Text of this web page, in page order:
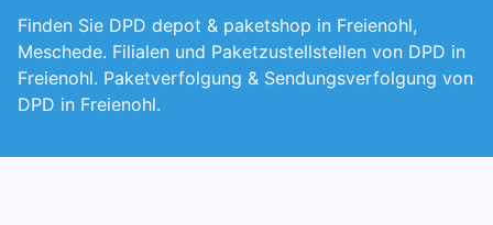
Finden Sie DPD depot & paketshop in Freienohl,
Meschede. Filialen und Paketzustellstellen von DPD in
Freienohl. Paketverfolgung & Sendungsverfolgung von
DPD in Freienohl.